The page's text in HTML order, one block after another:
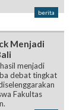
berita
Menjadi
menjadi
debat tingkat
Fakultas